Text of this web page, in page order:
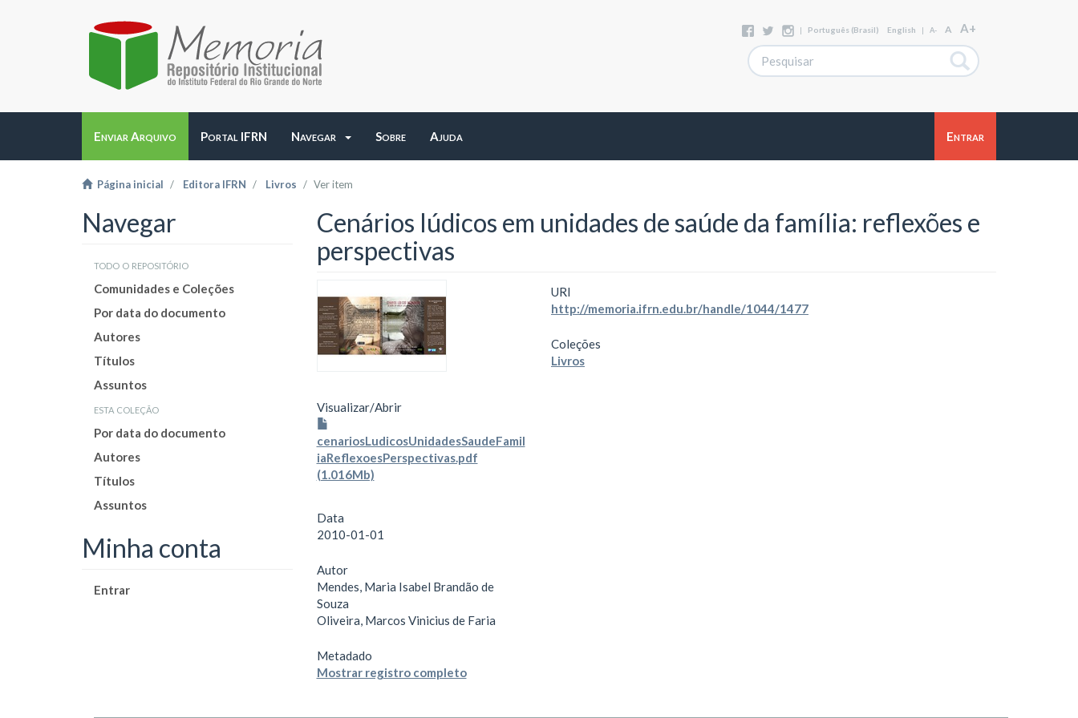
| Português (Brasil) English | A- A A+
Enviar Arquivo Portal IFRN Navegar Sobre Ajuda Entrar
Página inicial Editora IFRN Livros Ver item
Navegar
todo o repositório
Comunidades e Coleções
Por data do documento
Autores
Títulos
Assuntos
esta coleção
Por data do documento
Autores
Títulos
Assuntos
Minha conta
Entrar
Cenários lúdicos em unidades de saúde da família: reflexões e
perspectivas
Visualizar/Abrir
cenariosLudicosUnidadesSaudeFamil
iaReflexoesPerspectivas.pdf
(1.016Mb)
Data
2010-01-01
Autor
Mendes, Maria Isabel Brandão de
Souza
Oliveira, Marcos Vinicius de Faria
Metadado
Mostrar registro completo
URI
http://memoria.ifrn.edu.br/handle/1044/1477
Coleções
Livros